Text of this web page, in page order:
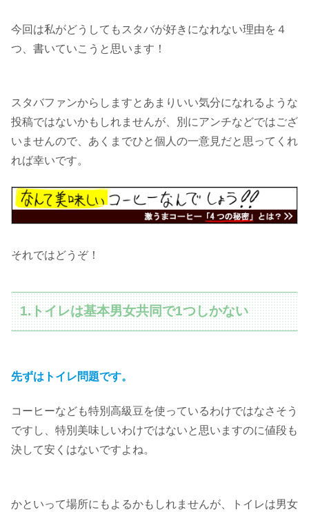
今回は私がどうしてもスタバが好きになれない理由を４
つ、書いていこうと思います！
スタバファンからしますとあまりいい気分になれるような
投稿ではないかもしれませんが、別にアンチなどではござ
いませんので、あくまでひと個人の一意見だと思ってくれ
れば幸いです。
それではどうぞ！
1.トイレは基本男女共同で1つしかない
先ずはトイレ問題です。
コーヒーなども特別高級豆を使っているわけではなさそう
ですし、特別美味しいわけではないと思いますのに値段も
決して安くはないですよね。
かといって場所にもよるかもしれませんが、トイレは男女